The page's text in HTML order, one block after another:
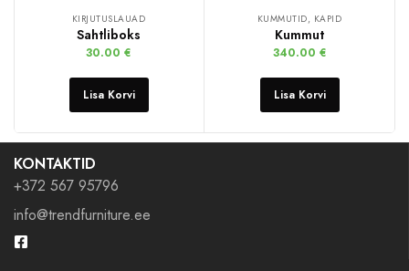
KIRJUTUSLAUAD
Sahtliboks
30.00 €
Lisa Korvi
KUMMUTID, KAPID
Kummut
340.00 €
Lisa Korvi
KONTAKTID
+372 567 95796
info@trendfurniture.ee